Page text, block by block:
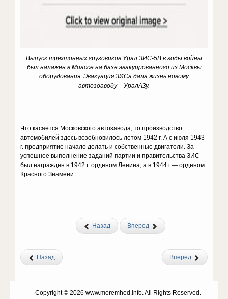
Выпуск трехтонных грузовиков Урал ЗИС-5В в годы войны
был налажен в Миассе на базе эвакуированного из Москвы
оборудования. Эвакуация ЗИСа дала жизнь новому
автозоаводу – УралАЗу.
Что касается Московского автозавода, то производство
автомобилей здесь возобновилось летом 1942 г. А с июля 1943
г. предприятие начало делать и собственные двигатели. За
успешное выполнение заданий партии и правительства ЗИС
был награжден в 1942 г. орденом Ленина, а в 1944 г.— орденом
Красного Знамени.
Назад Вперед
Назад Вперед
Copyright © 2026 www.moremhod.info. All Rights Reserved.